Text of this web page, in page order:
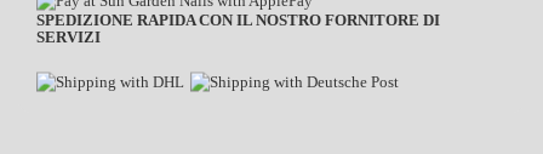
SPEDIZIONE RAPIDA CON IL NOSTRO FORNITORE DI
SERVIZI